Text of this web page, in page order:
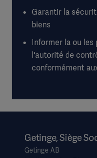
Garantir la
biens
Informer la ou les
l'autorité de
conformément
Getinge, Siège
Getinge AB